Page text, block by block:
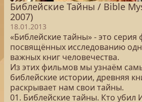
Библейские Тайны / Bible
2007)
18.01.2013
«Библейские тайны» - это серия
посвящённых исследованию
важных книг человечества.
Из этих фильмов мы узнаём
библейские истории, древняя
раскрывает нам свои тайны.
01. Библейские тайны. Кто убил